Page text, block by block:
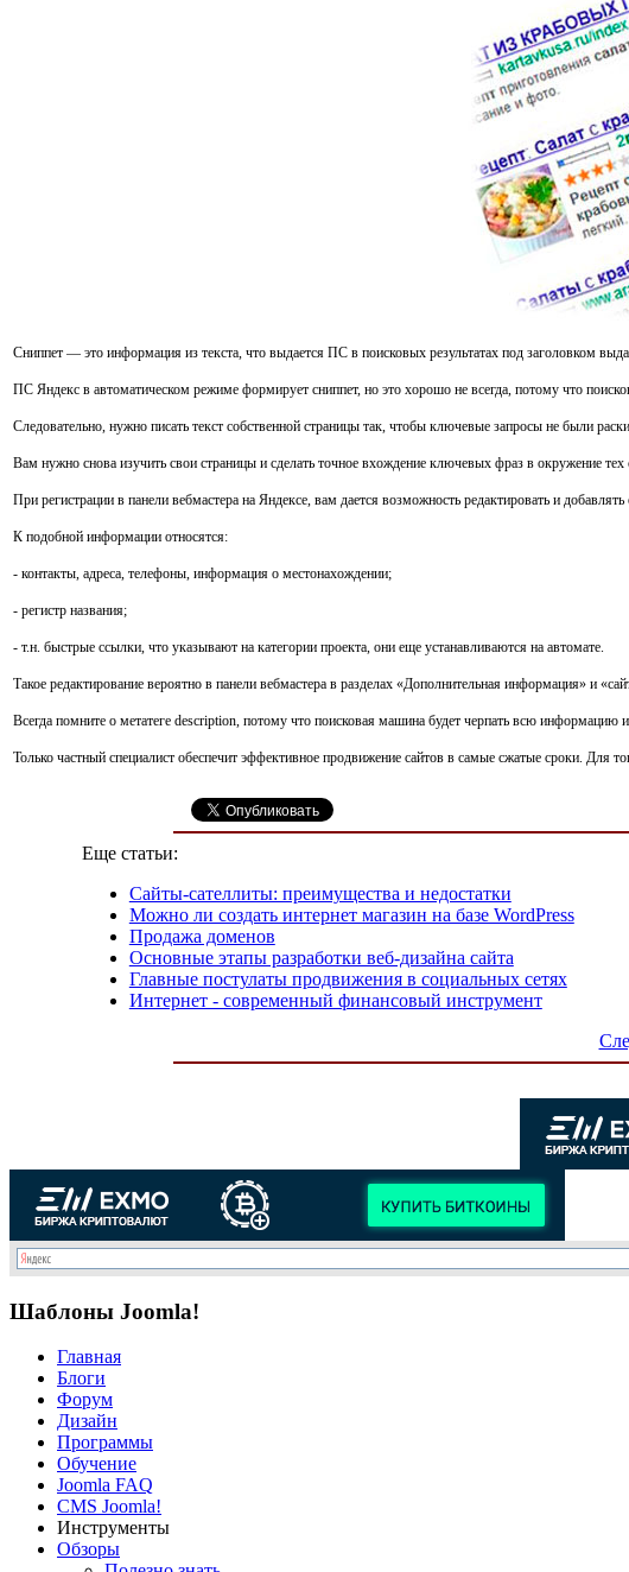
Сниппет — это информация из текста, что выдается ПС в поисковых результатах под заголовком
ПС Яндекс в автоматическом режиме формирует сниппет, но это хорошо не всегда, потому что
Следовательно, нужно писать текст собственной страницы так, чтобы ключевые запросы не были
Вам нужно снова изучить свои страницы и сделать точное вхождение ключевых фраз в окружение тех
При регистрации в панели вебмастера на Яндексе, вам дается возможность редактировать и
К подобной информации относятся:
- контакты, адреса, телефоны, информация о местонахождении;
- регистр названия;
- т.н. быстрые ссылки, что указывают на категории проекта, они еще устанавливаются на автомате.
Такое редактирование вероятно в панели вебмастера в разделах «Дополнительная информация» и
Всегда помните о метатеге description, потому что поисковая машина будет черпать всю информацию
Только частный специалист обеспечит эффективное продвижение сайтов в самые сжатые сроки. Для
Еще статьи:
Сайты-сателлиты: преимущества и недостатки
Можно ли создать интернет магазин на базе WordPress
Продажа доменов
Основные этапы разработки веб-дизайна сайта
Главные постулаты продвижения в социальных сетях
Интернет - современный финансовый инструмент
Шаблоны Joomla!
Главная
Блоги
Форум
Дизайн
Программы
Обучение
Joomla FAQ
CMS Joomla!
Инструменты
Обзоры